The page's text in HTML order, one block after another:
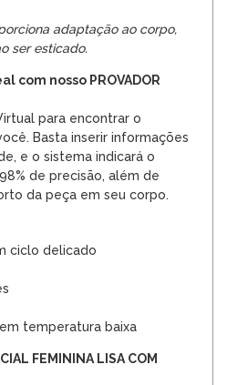
adaptação ao corpo,
ser esticado.
com nosso PROVADOR
para encontrar o
Basta inserir informações
e o sistema indicará o
de precisão, além de
da peça em seu corpo.
ciclo delicado
temperatura baixa
FEMININA LISA COM